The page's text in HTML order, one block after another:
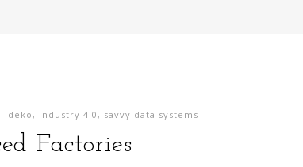
Ideko , industry 4.0 , savvy data systems
Factories